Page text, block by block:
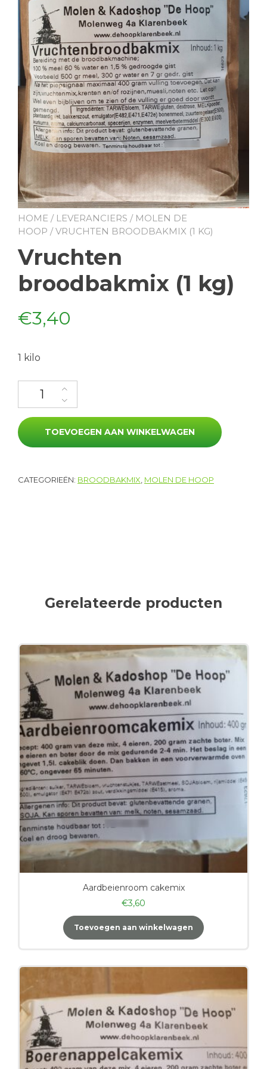
HOME / LEVERANCIERS / MOLEN DE
HOOP / VRUCHTEN BROODBAKMIX (1 KG)
Vruchten
broodbakmix (1 kg)
€3,40
1 kilo
Vruchten broodbakmix (1 kg) aantal
TOEVOEGEN AAN WINKELWAGEN
CATEGORIEËN: BROODBAKMIX, MOLEN DE HOOP
Gerelateerde producten
Aardbeienroom cakemix
€3,60
Toevoegen aan winkelwagen